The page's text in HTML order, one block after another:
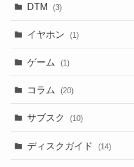
DTM (3)
イヤホン (1)
ゲーム (1)
コラム (20)
サブスク (10)
ディスクガイド (14)